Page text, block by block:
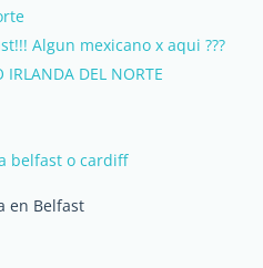
Algun mexicano x aqui ???
IRLANDA DEL NORTE
belfast o cardiff
en Belfast